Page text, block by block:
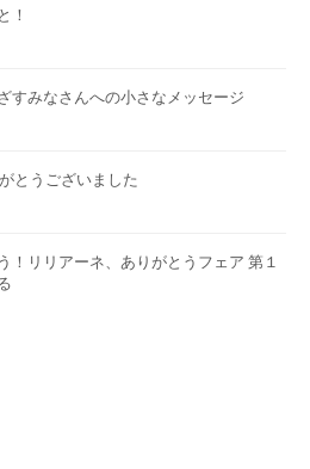
！
すみなさんへの小さなメッセージ
とうございました
！リリアーネ、ありがとうフェア 第１